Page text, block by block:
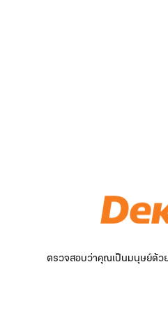
ตรวจสอบว่าคุณเป็นมนุษย์ด้ว